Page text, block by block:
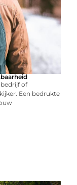
of
Een bedrukte